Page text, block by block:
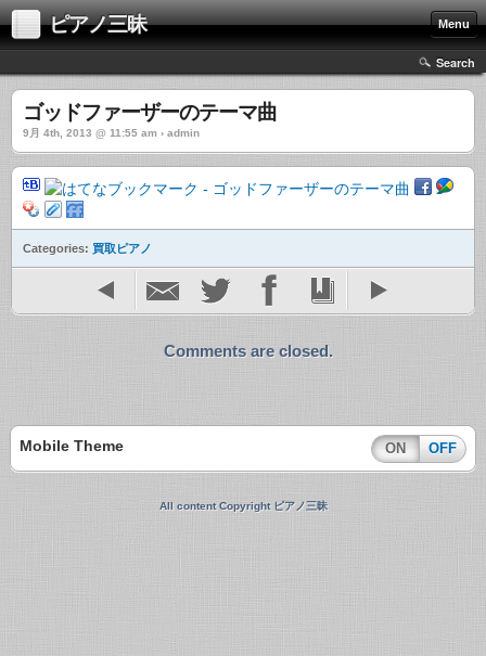
ピアノ三昧 Menu
Search
ゴッドファーザーのテーマ曲
9月 4th, 2013 @ 11:55 am › admin
Categories: 買取ピアノ
Comments are closed.
Mobile Theme ON OFF
All content Copyright ピアノ三昧